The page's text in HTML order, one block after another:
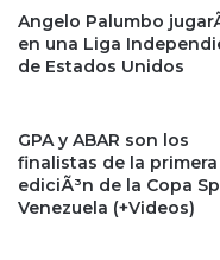
Angelo Palumbo
en una Liga
de Estados Unidos
GPA y ABAR son los
finalistas de la primera
ediciÃ³n de la Copa
Venezuela (+Videos)